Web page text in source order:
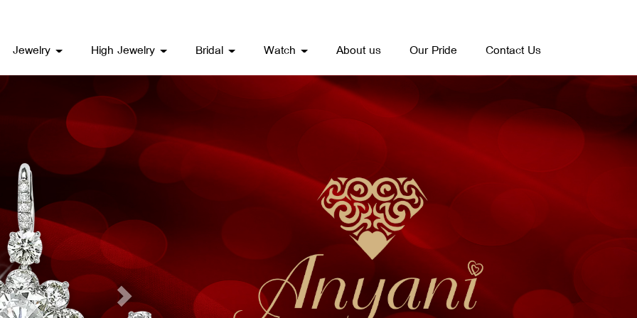
Jewelry High Jewelry Bridal Watch About us Our Pride Contact Us